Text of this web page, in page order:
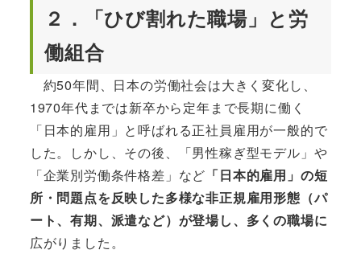
２．「ひび割れた職場」と労
働組合
約50年間、日本の労働社会は大きく変化し、
1970年代までは新卒から定年まで長期に働く
「日本的雇用」と呼ばれる正社員雇用が一般的で
した。しかし、その後、「男性稼ぎ型モデル」や
「企業別労働条件格差」など 「日本的雇用」の短
所・問題点を反映した多様な非正規雇用形態（パ
ート、有期、派遣など）が登場し、多くの職場に
広がりました。